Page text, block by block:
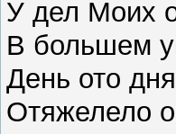
У дел Моих
В большем
День ото
Отяжелело